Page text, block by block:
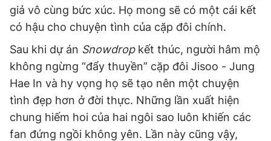
giả vô cùng bức xúc. Họ mong sẽ có một cái kết
có hậu cho chuyện tình của cặp đôi chính.
Sau khi dự án Snowdrop kết thúc, người hâm mộ
không ngừng “đẩy thuyền” cặp đôi Jisoo - Jung
Hae In và hy vọng họ sẽ tạo nên một chuyện
tình đẹp hơn ở đời thực. Những lần xuất hiện
chung hiếm hoi của hai ngôi sao luôn khiến các
fan đứng ngồi không yên. Lần này cũng vậy,